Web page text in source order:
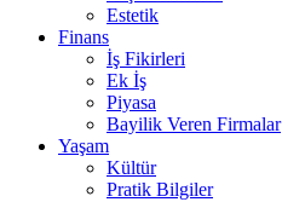
Estetik
Finans
İş Fikirleri
Ek İş
Piyasa
Bayilik Veren Firmalar
Yaşam
Kültür
Pratik Bilgiler